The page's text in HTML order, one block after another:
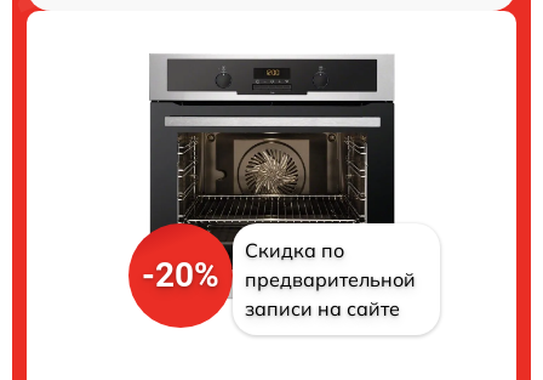
-20%
Скидка по
предварительной
записи на сайте